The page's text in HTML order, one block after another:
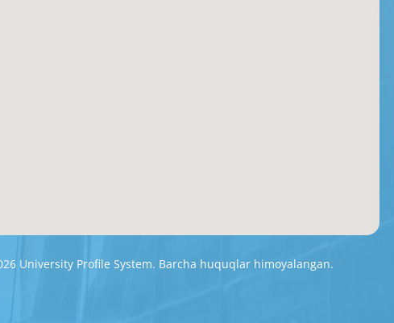
University Profile System. Barcha huquqlar himoyalangan.